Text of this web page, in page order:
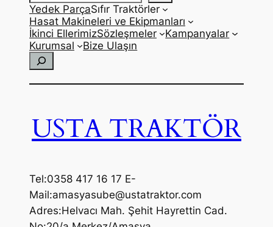
Yedek ParçaSıfır Traktörler
Hasat Makineleri ve Ekipmanları
İkinci EllerimizSözleşmeler
Kampanyalar
Kurumsal
Bize Ulaşın
Ara
USTA TRAKTÖR
Tel:0358 417 16 17 E-
Mail:amasyasube@ustatraktor.com
Adres:Helvacı Mah. Şehit Hayrettin Cad.